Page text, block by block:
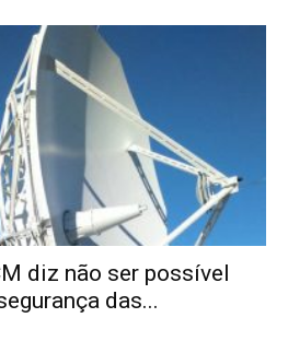
diz não ser possível
das...